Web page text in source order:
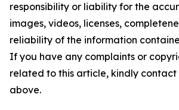
responsibility or liability for the
images, videos, licenses,
reliability of the information
If you have any complaints or
related to this article, kindly
above.